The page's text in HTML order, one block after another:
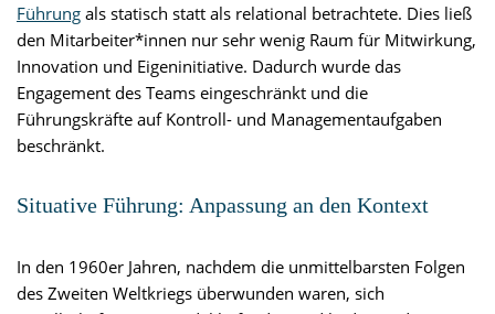
Führung als statisch statt als relational betrachtete. Dies ließ
den Mitarbeiter*innen nur sehr wenig Raum für Mitwirkung,
Innovation und Eigeninitiative. Dadurch wurde das
Engagement des Teams eingeschränkt und die
Führungskräfte auf Kontroll- und Managementaufgaben
beschränkt.
Situative Führung: Anpassung an den Kontext
In den 1960er Jahren, nachdem die unmittelbarsten Folgen
des Zweiten Weltkriegs überwunden waren, sich